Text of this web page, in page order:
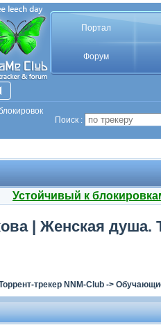
Портал
Форум
Поиск :
Устойчивый к
| Женская душа.
трекер NNM-Club ->